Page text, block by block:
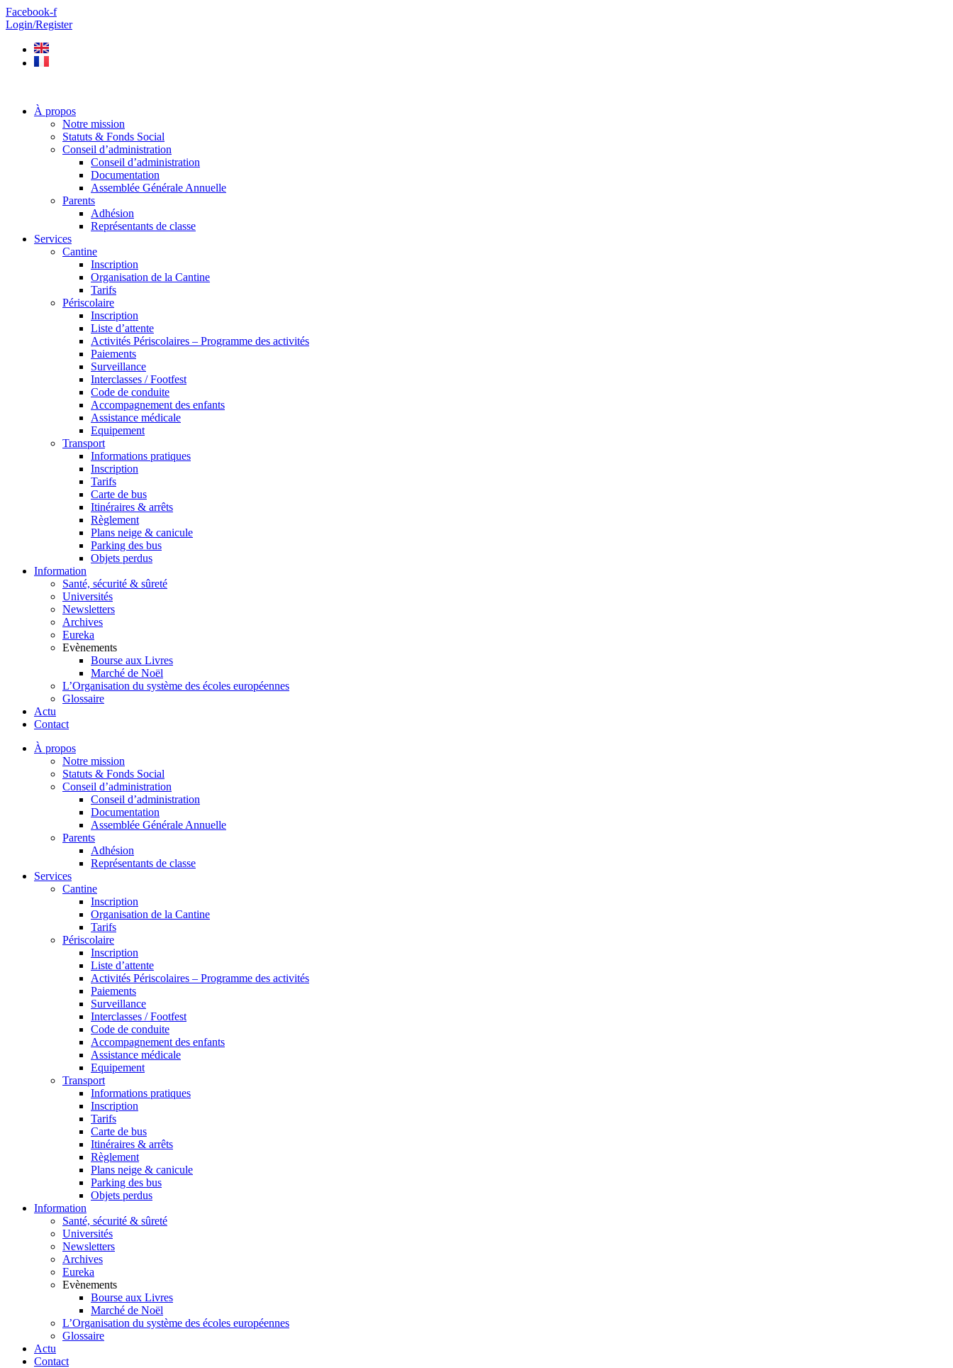
Aller
au
Facebook-f
Login/Register
À propos
Notre mission
Statuts & Fonds Social
Conseil d’administration
Conseil d’administration
Documentation
Assemblée Générale Annuelle
Parents
Adhésion
Représentants de classe
Services
Cantine
Inscription
Organisation de la Cantine
Tarifs
Périscolaire
Inscription
Liste d’attente
Activités Périscolaires – Programme des activités
Paiements
Surveillance
Interclasses / Footfest
Code de conduite
Accompagnement des enfants
Assistance médicale
Equipement
Transport
Informations pratiques
Inscription
Tarifs
Carte de bus
Itinéraires & arrêts
Règlement
Plans neige & canicule
Parking des bus
Objets perdus
Information
Santé, sécurité & sûreté
Universités
Newsletters
Archives
Eureka
Evènements
Bourse aux Livres
Marché de Noël
L’Organisation du système des écoles européennes
Glossaire
Actu
Contact
À propos
Notre mission
Statuts & Fonds Social
Conseil d’administration
Conseil d’administration
Documentation
Assemblée Générale Annuelle
Parents
Adhésion
Représentants de classe
Services
Cantine
Inscription
Organisation de la Cantine
Tarifs
Périscolaire
Inscription
Liste d’attente
Activités Périscolaires – Programme des activités
Paiements
Surveillance
Interclasses / Footfest
Code de conduite
Accompagnement des enfants
Assistance médicale
Equipement
Transport
Informations pratiques
Inscription
Tarifs
Carte de bus
Itinéraires & arrêts
Règlement
Plans neige & canicule
Parking des bus
Objets perdus
Information
Santé, sécurité & sûreté
Universités
Newsletters
Archives
Eureka
Evènements
Bourse aux Livres
Marché de Noël
L’Organisation du système des écoles européennes
Glossaire
Actu
Contact